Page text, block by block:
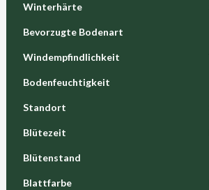
Winterhärte
Bevorzugte Bodenart
Windempfindlichkeit
Bodenfeuchtigkeit
Standort
Blütezeit
Blütenstand
Blattfarbe